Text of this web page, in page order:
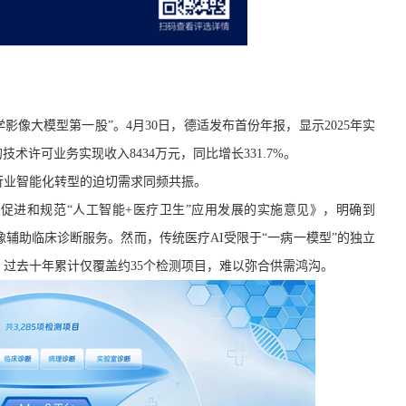
像大模型第一股”。4月30日，德适发布首份年报，显示2025年实
术许可业务实现收入8434万元，同比增长331.7%。
智能化转型的迫切需求同频共振。
进和规范“人工智能+医疗卫生”应用发展的实施意见》 ，明确到
助临床诊断服务。然而，传统医疗AI受限于“一病一模型”的独立
去十年累计仅覆盖约35个检测项目，难以弥合供需鸿沟。